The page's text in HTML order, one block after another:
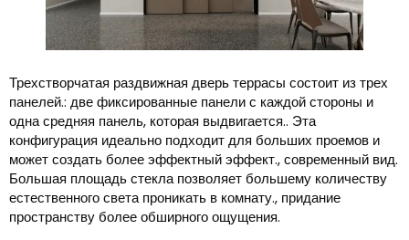
Трехстворчатая раздвижная дверь террасы состоит из трех
панелей.: две фиксированные панели с каждой стороны и
одна средняя панель, которая выдвигается.. Эта
конфигурация идеально подходит для больших проемов и
может создать более эффектный эффект., современный вид.
Большая площадь стекла позволяет большему количеству
естественного света проникать в комнату., придание
пространству более обширного ощущения.